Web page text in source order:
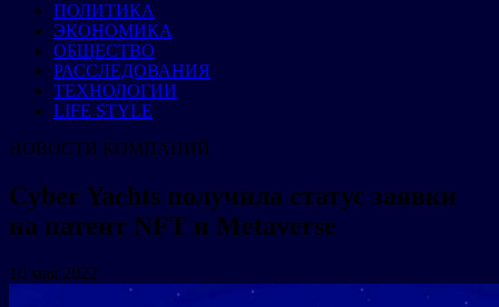
ПОЛИТИКА
ЭКОНОМИКА
ОБЩЕСТВО
РАССЛЕДОВАНИЯ
ТЕХНОЛОГИИ
LIFE STYLE
НОВОСТИ КОМПАНИЙ
Cyber Yachts получила статус заявки
на патент NFT и Metaverse
10 мая 2022